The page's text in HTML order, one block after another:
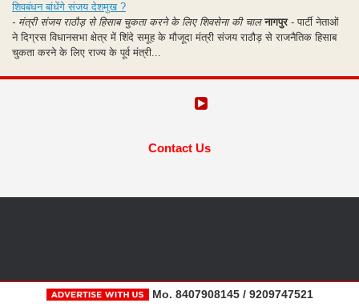
शिवबंधन बांधेंगे संजय देशमुख ?
- मंत्री संजय राठौड़ से हिसाब चुकता करने के लिए शिवसेना की चाल नागपुर - पार्टी नेताओं
ने दिग्रस विधानसभा क्षेत्र में शिंदे समूह के मौजूदा मंत्री संजय राठौड़ से राजनैतिक हिसाब
चुकता करने के लिए राज्य के पूर्व मंत्री...
Contact Us
Mo. 8407908145 / 9209747521